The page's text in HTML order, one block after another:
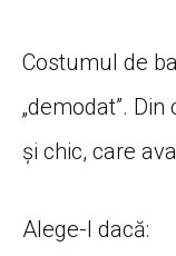
Costumul de
„demodat”.
și chic, care
Alege-l dacă: